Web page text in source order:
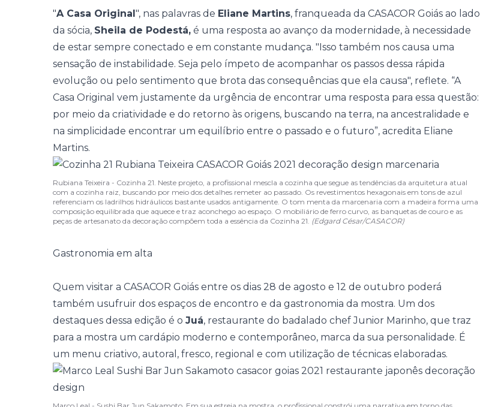
"A Casa Original", nas palavras de Eliane Martins, franqueada da CASACOR Goiás ao lado
da sócia, Sheila de Podestá, é uma resposta ao avanço da modernidade, à necessidade
de estar sempre conectado e em constante mudança. "Isso também nos causa uma
sensação de instabilidade. Seja pelo ímpeto de acompanhar os passos dessa rápida
evolução ou pelo sentimento que brota das consequências que ela causa", reflete. “A
Casa Original vem justamente da urgência de encontrar uma resposta para essa questão:
por meio da criatividade e do retorno às origens, buscando na terra, na ancestralidade e
na simplicidade encontrar um equilíbrio entre o passado e o futuro”, acredita Eliane
Martins.
Rubiana Teixeira - Cozinha 21. Neste projeto, a profissional mescla a cozinha que segue as tendências da arquitetura atual
com a cozinha raiz, buscando por meio dos detalhes remeter ao passado. Os revestimentos hexagonais em tons de azul
referenciam os ladrilhos hidráulicos bastante usados antigamente. O tom menta da marcenaria com a madeira forma uma
composição equilibrada que aquece e traz aconchego ao espaço. O mobiliário de ferro curvo, as banquetas de couro e as
peças de artesanato da decoração compõem toda a essência da Cozinha 21. (Edgard César/CASACOR)
Gastronomia em alta
Quem visitar a CASACOR Goiás entre os dias 28 de agosto e 12 de outubro poderá
também usufruir dos espaços de encontro e da gastronomia da mostra. Um dos
destaques dessa edição é o Juá, restaurante do badalado chef Junior Marinho, que traz
para a mostra um cardápio moderno e contemporâneo, marca da sua personalidade. É
um menu criativo, autoral, fresco, regional e com utilização de técnicas elaboradas.